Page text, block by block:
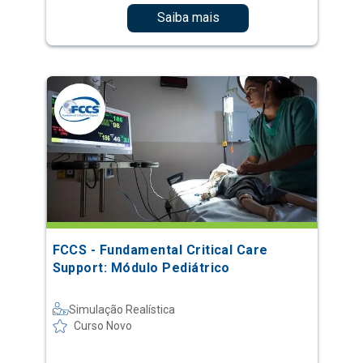
Saiba mais
FCCS - Fundamental Critical Care
Support: Módulo Pediátrico
Simulação Realística
Curso Novo